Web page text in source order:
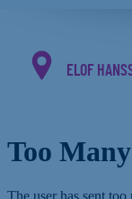
ELOF